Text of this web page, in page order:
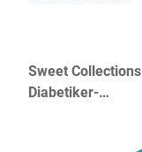
Sweet Collections
Diabetiker-